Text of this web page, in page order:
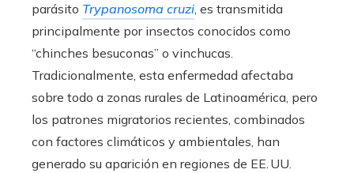
parásito Trypanosoma cruzi, es transmitida
principalmente por insectos conocidos como
“chinches besuconas” o vinchucas.
Tradicionalmente, esta enfermedad afectaba
sobre todo a zonas rurales de Latinoamérica, pero
los patrones migratorios recientes, combinados
con factores climáticos y ambientales, han
generado su aparición en regiones de EE. UU.